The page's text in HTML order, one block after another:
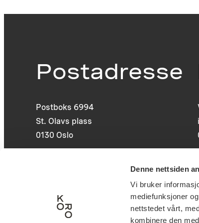
Denne nettsiden
Vi bruker
mediefunksjoner
nettstedet vårt,
kombinere den
Postadresse
Postboks 6994
St. Olavs plass
0130 Oslo